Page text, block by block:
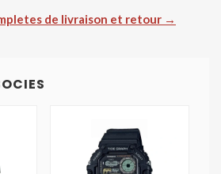
de livraison et retour →